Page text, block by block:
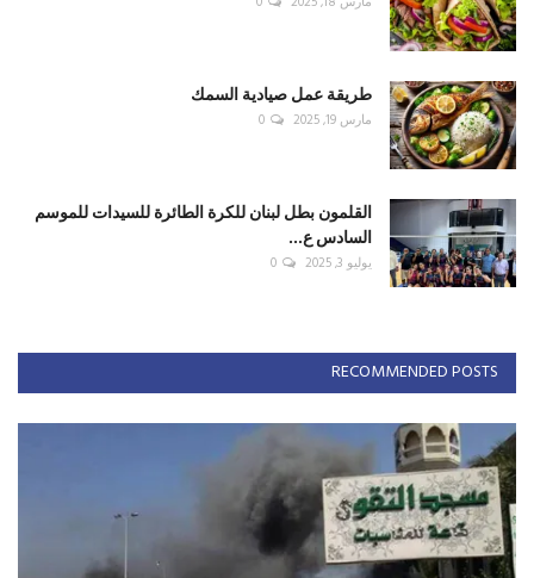
طريقة عمل صيادية السمك
مارس 19, 2025 0
القلمون بطل لبنان للكرة الطائرة للسيدات للموسم
السادس ع...
يوليو 3, 2025 0
RECOMMENDED POSTS